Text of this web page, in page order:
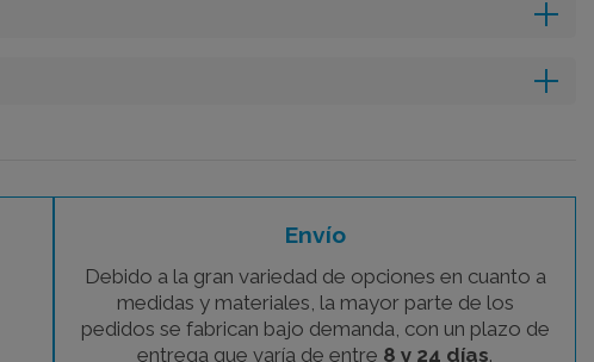
Envío
Debido a la gran variedad de opciones en cuanto a
medidas y materiales, la mayor parte de los
pedidos se fabrican bajo demanda, con un plazo de
entrega que varía de entre 8 y 24 días.